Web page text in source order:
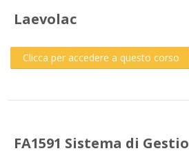
Laevolac
Clicca per accedere a questo corso
FA1591 Sistema di